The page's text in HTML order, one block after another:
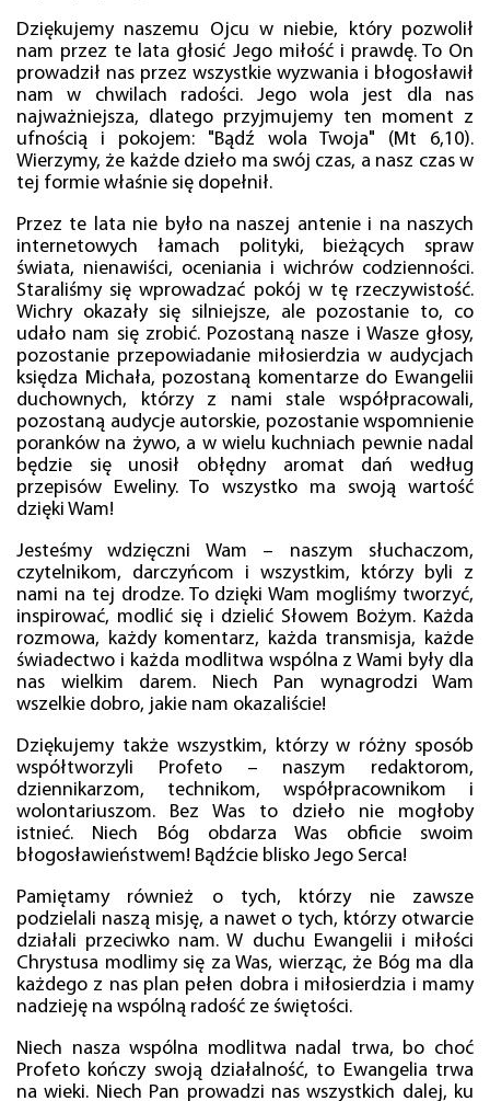
Dziękujemy naszemu Ojcu w niebie, który pozwolił
nam przez te lata głosić Jego miłość i prawdę. To On
prowadził nas przez wszystkie wyzwania i błogosławił
nam w chwilach radości. Jego wola jest dla nas
najważniejsza, dlatego przyjmujemy ten moment z
ufnością i pokojem: "Bądź wola Twoja" (Mt 6,10).
Wierzymy, że każde dzieło ma swój czas, a nasz czas w
tej formie właśnie się dopełnił.
Przez te lata nie było na naszej antenie i na naszych
internetowych łamach polityki, bieżących spraw
świata, nienawiści, oceniania i wichrów codzienności.
Staraliśmy się wprowadzać pokój w tę rzeczywistość.
Wichry okazały się silniejsze, ale pozostanie to, co
udało nam się zrobić. Pozostaną nasze i Wasze głosy,
pozostanie przepowiadanie miłosierdzia w audycjach
księdza Michała, pozostaną komentarze do Ewangelii
duchownych, którzy z nami stale współpracowali,
pozostaną audycje autorskie, pozostanie wspomnienie
poranków na żywo, a w wielu kuchniach pewnie nadal
będzie się unosił obłędny aromat dań według
przepisów Eweliny. To wszystko ma swoją wartość
dzięki Wam!
Jesteśmy wdzięczni Wam – naszym słuchaczom,
czytelnikom, darczyńcom i wszystkim, którzy byli z
nami na tej drodze. To dzięki Wam mogliśmy tworzyć,
inspirować, modlić się i dzielić Słowem Bożym. Każda
rozmowa, każdy komentarz, każda transmisja, każde
świadectwo i każda modlitwa wspólna z Wami były dla
nas wielkim darem. Niech Pan wynagrodzi Wam
wszelkie dobro, jakie nam okazaliście!
Dziękujemy także wszystkim, którzy w różny sposób
współtworzyli Profeto – naszym redaktorom,
dziennikarzom, technikom, współpracownikom i
wolontariuszom. Bez Was to dzieło nie mogłoby
istnieć. Niech Bóg obdarza Was obficie swoim
błogosławieństwem! Bądźcie blisko Jego Serca!
Pamiętamy również o tych, którzy nie zawsze
podzielali naszą misję, a nawet o tych, którzy otwarcie
działali przeciwko nam. W duchu Ewangelii i miłości
Chrystusa modlimy się za Was, wierząc, że Bóg ma dla
każdego z nas plan pełen dobra i miłosierdzia i mamy
nadzieję na wspólną radość ze świętości.
Niech nasza wspólna modlitwa nadal trwa, bo choć
Profeto kończy swoją działalność, to Ewangelia trwa
na wieki. Niech Pan prowadzi nas wszystkich dalej, ku